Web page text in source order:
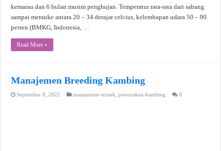
kemarau dan 6 bulan musim penghujan. Temperatur rata-rata dari sabang
sampai merauke antara 20 – 34 derajar celcius, kelembapan udara 50 – 90
persen (BMKG, Indonesia, …
Read More »
Manajemen Breeding Kambing
September 8, 2022 manajemen-ternak ,peternakan-kambing 0